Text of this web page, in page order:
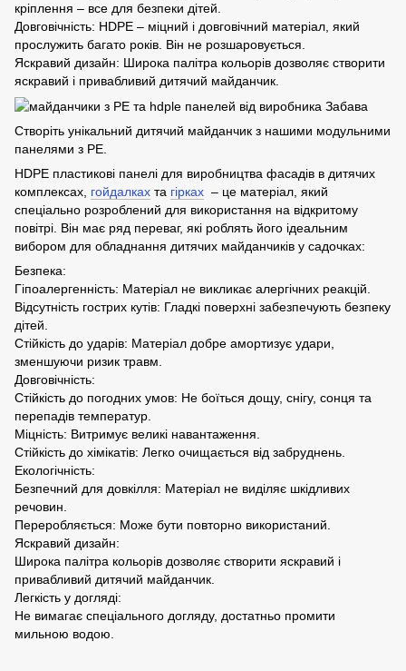
кріплення – все для безпеки дітей.
Довговічність: HDPE – міцний і довговічний матеріал, який
прослужить багато років. Він не розшаровується.
Яскравий дизайн: Широка палітра кольорів дозволяє створити
яскравий і привабливий дитячий майданчик.
Створіть унікальний дитячий майданчик з нашими модульними
панелями з PE.
HDPE пластикові панелі для виробництва фасадів в дитячих
комплексах, гойдалках та гірках – це матеріал, який
спеціально розроблений для використання на відкритому
повітрі. Він має ряд переваг, які роблять його ідеальним
вибором для обладнання дитячих майданчиків у садочках:
Безпека:
Гіпоалергенність: Матеріал не викликає алергічних реакцій.
Відсутність гострих кутів: Гладкі поверхні забезпечують безпеку
дітей.
Стійкість до ударів: Матеріал добре амортизує удари,
зменшуючи ризик травм.
Довговічність:
Стійкість до погодних умов: Не боїться дощу, снігу, сонця та
перепадів температур.
Міцність: Витримує великі навантаження.
Стійкість до хімікатів: Легко очищається від забруднень.
Екологічність:
Безпечний для довкілля: Матеріал не виділяє шкідливих
речовин.
Переробляється: Може бути повторно використаний.
Яскравий дизайн:
Широка палітра кольорів дозволяє створити яскравий і
привабливий дитячий майданчик.
Легкість у догляді:
Не вимагає спеціального догляду, достатньо промити
мильною водою.